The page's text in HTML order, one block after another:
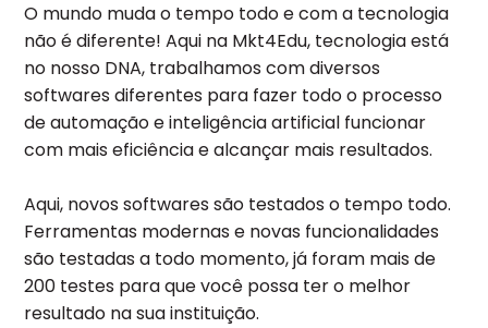
O mundo muda o tempo todo e com a tecnologia
não é diferente! Aqui na Mkt4Edu, tecnologia está
no nosso DNA, trabalhamos com diversos
softwares diferentes para fazer todo o processo
de automação e inteligência artificial funcionar
com mais eficiência e alcançar mais resultados.
Aqui, novos softwares são testados o tempo todo.
Ferramentas modernas e novas funcionalidades
são testadas a todo momento, já foram mais de
200 testes para que você possa ter o melhor
resultado na sua instituição.